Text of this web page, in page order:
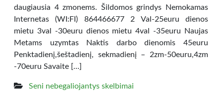
daugiausia 4 zmonems. Šildomos grindys Nemokamas
Internetas (WI:FI) 864466677 2 Val-25euru dienos
mietu 3val -30euru dienos mietu 4val -35euru Naujas
Metams uzymtas Naktis darbo dienomis 45euru
Penktadienį,šeštadienį, sekmadienį – 2zm-50euru,4zm
-70euru Savaite […]
Seni nebegaliojantys skelbimai